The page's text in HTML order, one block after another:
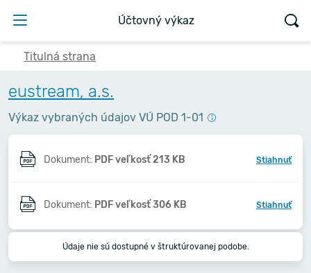
Účtovný výkaz
Titulná strana
eustream, a.s.
Výkaz vybraných údajov VÚ POD 1-01
Dokument: PDF veľkosť 213 KB Stiahnuť
Dokument: PDF veľkosť 306 KB Stiahnuť
Údaje nie sú dostupné v štruktúrovanej podobe.